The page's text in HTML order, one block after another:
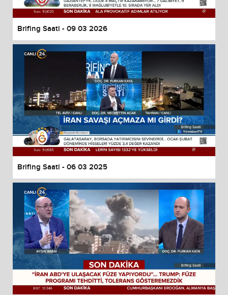
Brifing Saati - 09 03 2026
Brifing Saati - 06 03 2025